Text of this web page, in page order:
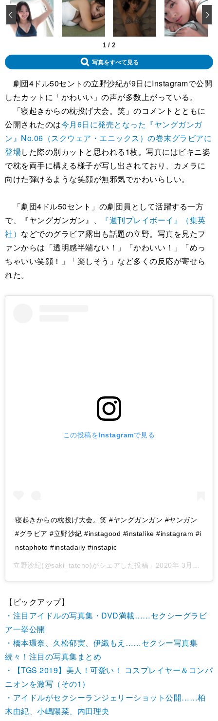
1 / 2
‹
写真をすべて見る
劇団4ドル50セントの立野沙紀が9日にInstagramで公開
したカットに「かわいい」の声が多数上がっている。
「寝起きからの枕投げ大会。笑」のコメントとともに
公開されたのは今月6日に発売となった『ヤングガンガ
ン』No.06（スクウェア・エニックス）の巻末グラビアに
登場した際の別カットと思われる1枚。写真にはビキニ姿
で枕を両手に構える様子が写し出されており、カメラに
向けた弾けるような笑顔が無邪気でかわいらしい。
「劇団4ドル50セント」の劇団員として活躍する一方
で、『ヤングガンガン』、
『週刊プレイボーイ』（集英
社） などでのグラビア露出も話題の立野。写真を見たフ
ァンからは「透明感半端ない！」「かわいい！」「めっ
ちゃいい笑顔！」「楽しそう」など多くの反応が寄せら
れた。
この投稿をInstagramで見る
寝起きからの枕投げ大会。笑 #ヤングガンガン #ヤンガン
#グラビア #立野沙紀 #instagood #instalike #instagram #i
nstaphoto #instadaily #instapic
立野沙紀(@saki_tateno)がシェアした投稿 - 2020年 3月月9日午前1時22分PDT
【ピックアップ】
・注目アイドルの写真集・DVD満載……セクシーグラビ
ア一挙公開
・橋本環奈、久松郁実、伊織もえ……セクシー写真集
続々！注目の写真集まとめ
・【TGS 2019】美人！可愛い！ コスプレイヤー＆コンパ
ニオンを激写（その1）
・アイドルがセクシーランジェリーショット公開……柏
木由紀、小嶋陽菜、内田理央